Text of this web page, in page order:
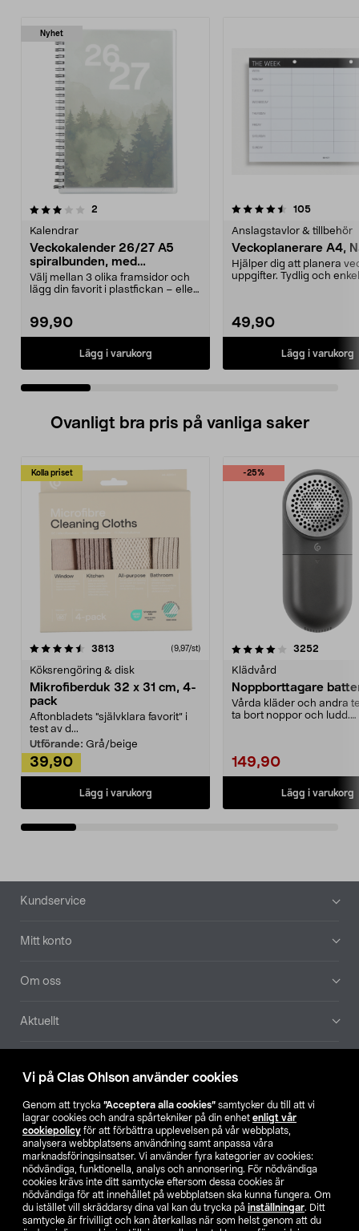
Vi på Clas Ohlson använder cookies
Genom att trycka ”Acceptera alla cookies” samtycker du till att vi
lagrar cookies och andra spårtekniker på din enhet enligt vår
cookiepolicy för att förbättra upplevelsen på vår webbplats,
analysera webbplatsens användning samt anpassa våra
marknadsföringsinsatser. Vi använder fyra kategorier av cookies:
nödvändiga, funktionella, analys och annonsering. För nödvändiga
cookies krävs inte ditt samtycke eftersom dessa cookies är
nödvändiga för att innehållet på webbplatsen ska kunna fungera. Om
du istället vill skräddarsy dina val kan du trycka på inställningar. Ditt
samtycke är frivilligt och kan återkallas när som helst genom att du
Nyhet
2
Kalendrar
Veckokalender 26/27 A5
spiralbunden, med
högtidsdagar
Välj mellan 3 olika framsidor och
lägg din favorit i plastfickan – eller
99,90
Lägg i varukorg
4.5 av 5 stjärnor 105
Anslagstavlor & tillbehör
Veckoplanerare A4,
Hjälper dig att planera
uppgifter. Tydlig och
49,90
Lägg i varukorg
4.0 av 5 stjärnor
Ovanligt bra pris på vanliga saker
Kolla priset
3813 (9,97/st)
Köksrengöring & disk
Mikrofiberduk 32 x 31 cm, 4-
pack
Aftonbladets "självklara favorit” i
test av d...
Utförande: Grå/beige
39,90
Lägg i varukorg
-25%
4.0av 5 stjärnor 3252
Klädvård
Noppborttagare
Vårda kläder och andra
ta bort noppor och ludd.
149,90
Lägg i varukorg
4.5av 5 stjärnor
Sidfot
Kundservice
Mitt konto
Om oss
Aktuellt
Hitta butik
SE NO FI